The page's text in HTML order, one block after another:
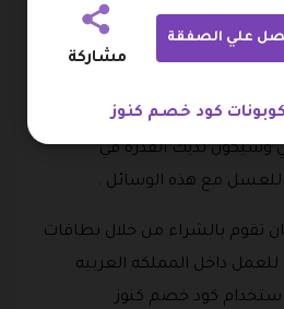
من متجر كنوز للعسل هو توافر
المتجر والتي تصل الى ثماني
الأيام من المصارف التي تتواجد
وسيكون لديك القدرة في
مع هذه الوسائل .
ان تقوم بالشراء من خلال بطاقات
داخل المملكه العربيه
كود خصم كنوز
علي الصفقة
مشاركة
كود خصم كنوز